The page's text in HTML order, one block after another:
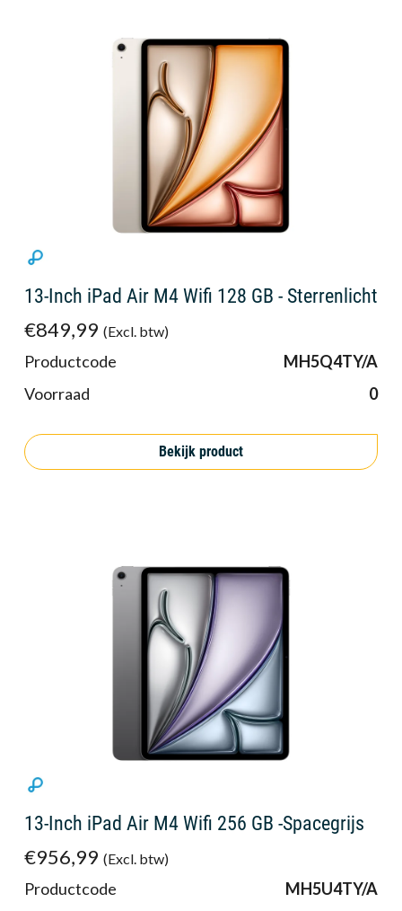
13-Inch iPad Air M4 Wifi 128 GB - Sterrenlicht
€849,99 (Excl. btw)
Productcode
MH5Q4TY/A
Voorraad
0
Bekijk product
13-Inch iPad Air M4 Wifi 256 GB -Spacegrijs
€956,99 (Excl. btw)
Productcode MH5U4TY/A